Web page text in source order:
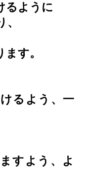
るように
す。
るよう、一
すよう、よ